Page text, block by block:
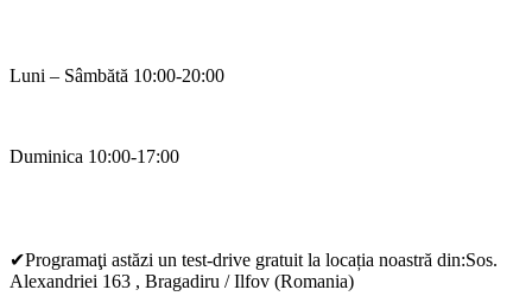
Luni – Sâmbătă 10:00-20:00
Duminica 10:00-17:00
✔Programaţi astăzi un test-drive gratuit la locația noastră din:Sos.
Alexandriei 163 , Bragadiru / Ilfov (Romania)